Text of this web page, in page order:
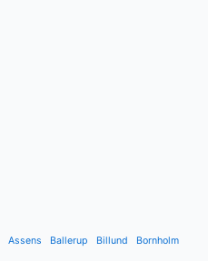
Assens Ballerup Billund Bornholm